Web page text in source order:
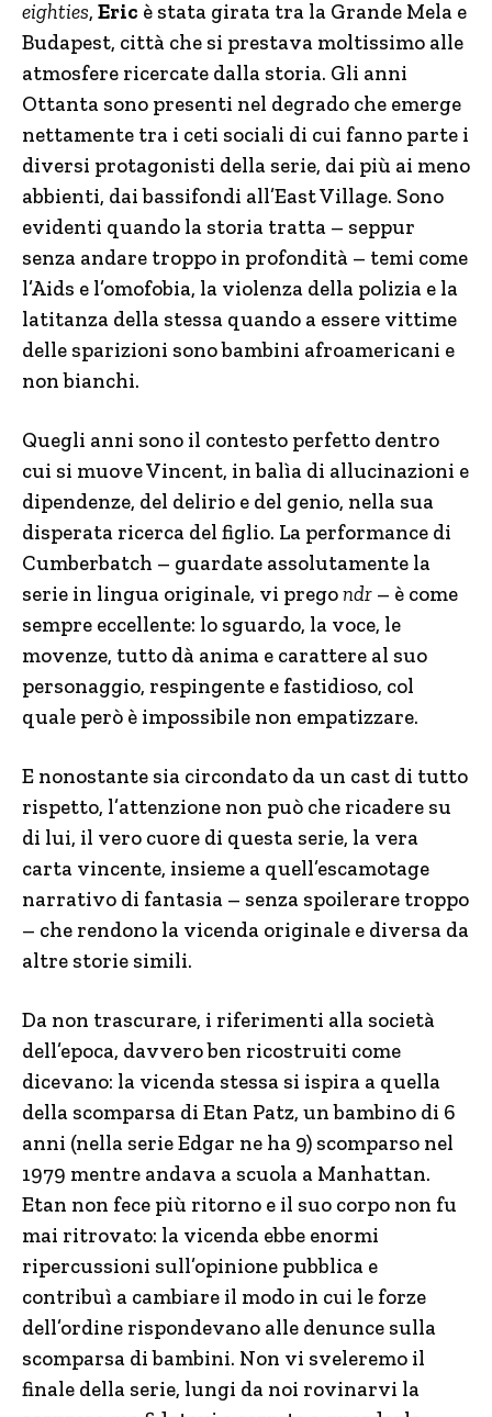
eighties, Eric è stata girata tra la Grande Mela e
Budapest, città che si prestava moltissimo alle
atmosfere ricercate dalla storia. Gli anni
Ottanta sono presenti nel degrado che emerge
nettamente tra i ceti sociali di cui fanno parte i
diversi protagonisti della serie, dai più ai meno
abbienti, dai bassifondi all’East Village. Sono
evidenti quando la storia tratta – seppur
senza andare troppo in profondità – temi come
l’Aids e l’omofobia, la violenza della polizia e la
latitanza della stessa quando a essere vittime
delle sparizioni sono bambini afroamericani e
non bianchi.
Quegli anni sono il contesto perfetto dentro
cui si muove Vincent, in balìa di allucinazioni e
dipendenze, del delirio e del genio, nella sua
disperata ricerca del figlio. La performance di
Cumberbatch – guardate assolutamente la
serie in lingua originale, vi pregondr – è come
sempre eccellente: lo sguardo, la voce, le
movenze, tutto dà anima e carattere al suo
personaggio, respingente e fastidioso, col
quale però è impossibile non empatizzare.
E nonostante sia circondato da un cast di tutto
rispetto, l’attenzione non può che ricadere su
di lui, il vero cuore di questa serie, la vera
carta vincente, insieme a quell’escamotage
narrativo di fantasia – senza spoilerare troppo
– che rendono la vicenda originale e diversa da
altre storie simili.
Da non trascurare, i riferimenti alla società
dell’epoca, davvero ben ricostruiti come
dicevano: la vicenda stessa si ispira a quella
della scomparsa di Etan Patz, un bambino di 6
anni (nella serie Edgar ne ha 9) scomparso nel
1979 mentre andava a scuola a Manhattan.
Etan non fece più ritorno e il suo corpo non fu
mai ritrovato: la vicenda ebbe enormi
ripercussioni sull’opinione pubblica e
contribuì a cambiare il modo in cui le forze
dell’ordine rispondevano alle denunce sulla
scomparsa di bambini. Non vi sveleremo il
finale della serie, lungi da noi rovinarvi la